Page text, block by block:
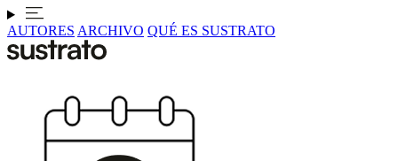
AUTORES ARCHIVO QUÉ ES SUSTRATO